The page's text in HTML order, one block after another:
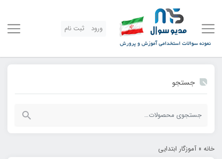
ورود ثبت نام
جستجو
جستجو
خانه » آموزگار ابتدایی